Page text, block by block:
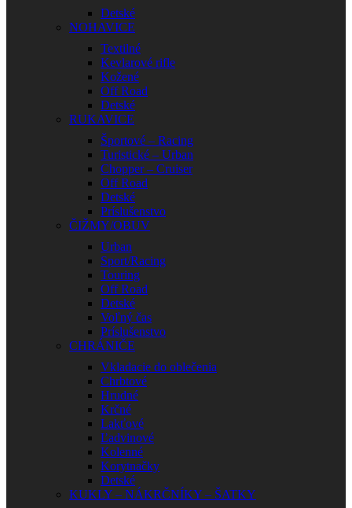
Detské
NOHAVICE
Textilné
Kevlarové rifle
Kožené
Off Road
Detské
RUKAVICE
Športové – Racing
Turistické – Urban
Chopper – Cruiser
Off Road
Detské
Príslušenstvo
ČIŽMY/OBUV
Urban
Sport/Racing
Touring
Off Road
Detské
Voľný čas
Príslušenstvo
CHRÁNIČE
Vkladacie do oblečenia
Chrbtové
Hrudné
Krčné
Lakťové
Ľadvinové
Kolenné
Korytnačky
Detské
KUKLY – NÁKRČNÍKY – ŠATKY